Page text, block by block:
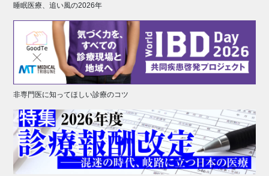
睡眠医療、追い風の2026年
非専門医に知ってほしい診療のコツ